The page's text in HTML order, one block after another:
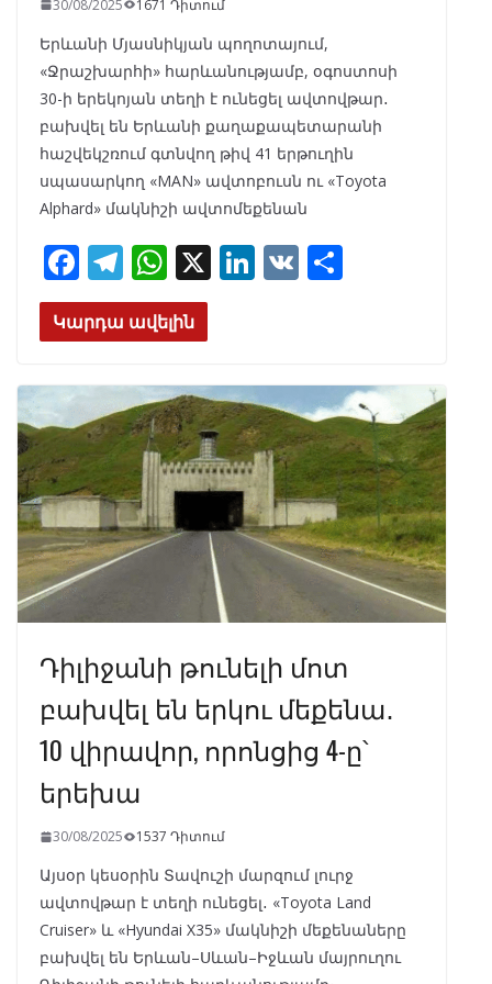
30/08/2025 1671 Դիտում
Երևանի Մյասնիկյան պողոտայում,
«Ջրաշխարհի» հարևանությամբ, օգոստոսի
30-ի երեկոյան տեղի է ունեցել ավտովթար․
բախվել են Երևանի քաղաքապետարանի
հաշվեկշռում գտնվող թիվ 41 երթուղին
սպասարկող «MAN» ավտոբուսն ու «Toyota
Alphard» մակնիշի ավտոմեքենան
F
ac
e
o
o
k
T
el
e
a
m
W
h
at
A
p
p
X Li
dI
n
V
Կարդա ավելին
Դիլիջանի թունելի մոտ
բախվել են երկու մեքենա․
10 վիրավոր, որոնցից 4-ը՝
երեխա
30/08/2025 1537 Դիտում
Այսօր կեսօրին Տավուշի մարզում լուրջ
ավտովթար է տեղի ունեցել․ «Toyota Land
Cruiser» և «Hyundai X35» մակնիշի մեքենաները
բախվել են Երևան–Սևան–Իջևան մայրուղու